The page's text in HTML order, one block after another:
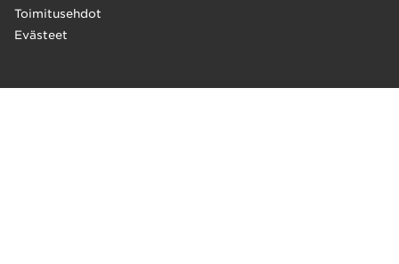
Toimitusehdot
Evästeet